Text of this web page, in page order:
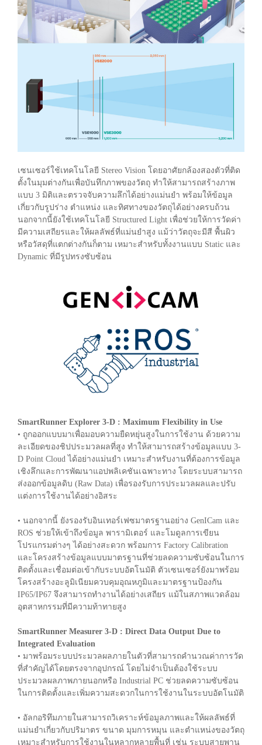
เซนเซอร์ใช้เทคโนโลยี Stereo Vision โดยอาศัยกล้องสองตัวที่ติด
ตั้งในมุมต่างกันเพื่อบันทึกภาพของวัตถุ ทำให้สามารถสร้างภาพ
แบบ 3 มิติและตรวจจับความลึกได้อย่างแม่นยำ พร้อมให้ข้อมูล
เกี่ยวกับรูปร่าง ตำแหน่ง และทิศทางของวัตถุได้อย่างครบถ้วน
นอกจากนี้ยังใช้เทคโนโลยี Structured Light เพื่อช่วยให้การวัดค่า
มีความเสถียรและให้ผลลัพธ์ที่แม่นยำสูง แม้ว่าวัตถุจะมีสี พื้นผิว
หรือวัสดุที่แตกต่างกันก็ตาม เหมาะสำหรับทั้งงานแบบ Static และ
Dynamic ที่มีรูปทรงซับซ้อน
SmartRunner Explorer 3-D : Maximum Flexibility in Use
• ถูกออกแบบมาเพื่อมอบความยืดหยุ่นสูงในการใช้งาน ด้วยความ
ละเอียดของชิปประมวลผลที่สูง ทำให้สามารถสร้างข้อมูลแบบ 3-
D Point Cloud ได้อย่างแม่นยำ เหมาะสำหรับงานที่ต้องการข้อมูล
เชิงลึกและการพัฒนาแอปพลิเคชันเฉพาะทาง โดยระบบสามารถ
ส่งออกข้อมูลดิบ (Raw Data) เพื่อรองรับการประมวลผลและปรับ
แต่งการใช้งานได้อย่างอิสระ
• นอกจากนี้ ยังรองรับอินเทอร์เฟซมาตรฐานอย่าง GenICam และ
ROS ช่วยให้เข้าถึงข้อมูล พารามิเตอร์ และโมดูลการเขียน
โปรแกรมต่างๆ ได้อย่างสะดวก พร้อมการ Factory Calibration
และโครงสร้างข้อมูลแบบมาตรฐานที่ช่วยลดความซับซ้อนในการ
ติดตั้งและเชื่อมต่อเข้ากับระบบอัตโนมัติ ตัวเซนเซอร์ยังมาพร้อม
โครงสร้างอะลูมิเนียมควบคุมอุณหภูมิและมาตรฐานป้องกัน
IP65/IP67 จึงสามารถทำงานได้อย่างเสถียร แม้ในสภาพแวดล้อม
อุตสาหกรรมที่มีความท้าทายสูง
SmartRunner Measurer 3-D : Direct Data Output Due to
Integrated Evaluation
• มาพร้อมระบบประมวลผลภายในตัวที่สามารถคำนวณค่าการวัด
ที่สำคัญได้โดยตรงจากอุปกรณ์ โดยไม่จำเป็นต้องใช้ระบบ
ประมวลผลภาพภายนอกหรือ Industrial PC ช่วยลดความซับซ้อน
ในการติดตั้งและเพิ่มความสะดวกในการใช้งานในระบบอัตโนมัติ
• อัลกอริทึมภายในสามารถวิเคราะห์ข้อมูลภาพและให้ผลลัพธ์ที่
แม่นยำเกี่ยวกับปริมาตร ขนาด มุมการหมุน และตำแหน่งของวัตถุ
เหมาะสำหรับการใช้งานในหลากหลายพื้นที่ เช่น ระบบสายพาน